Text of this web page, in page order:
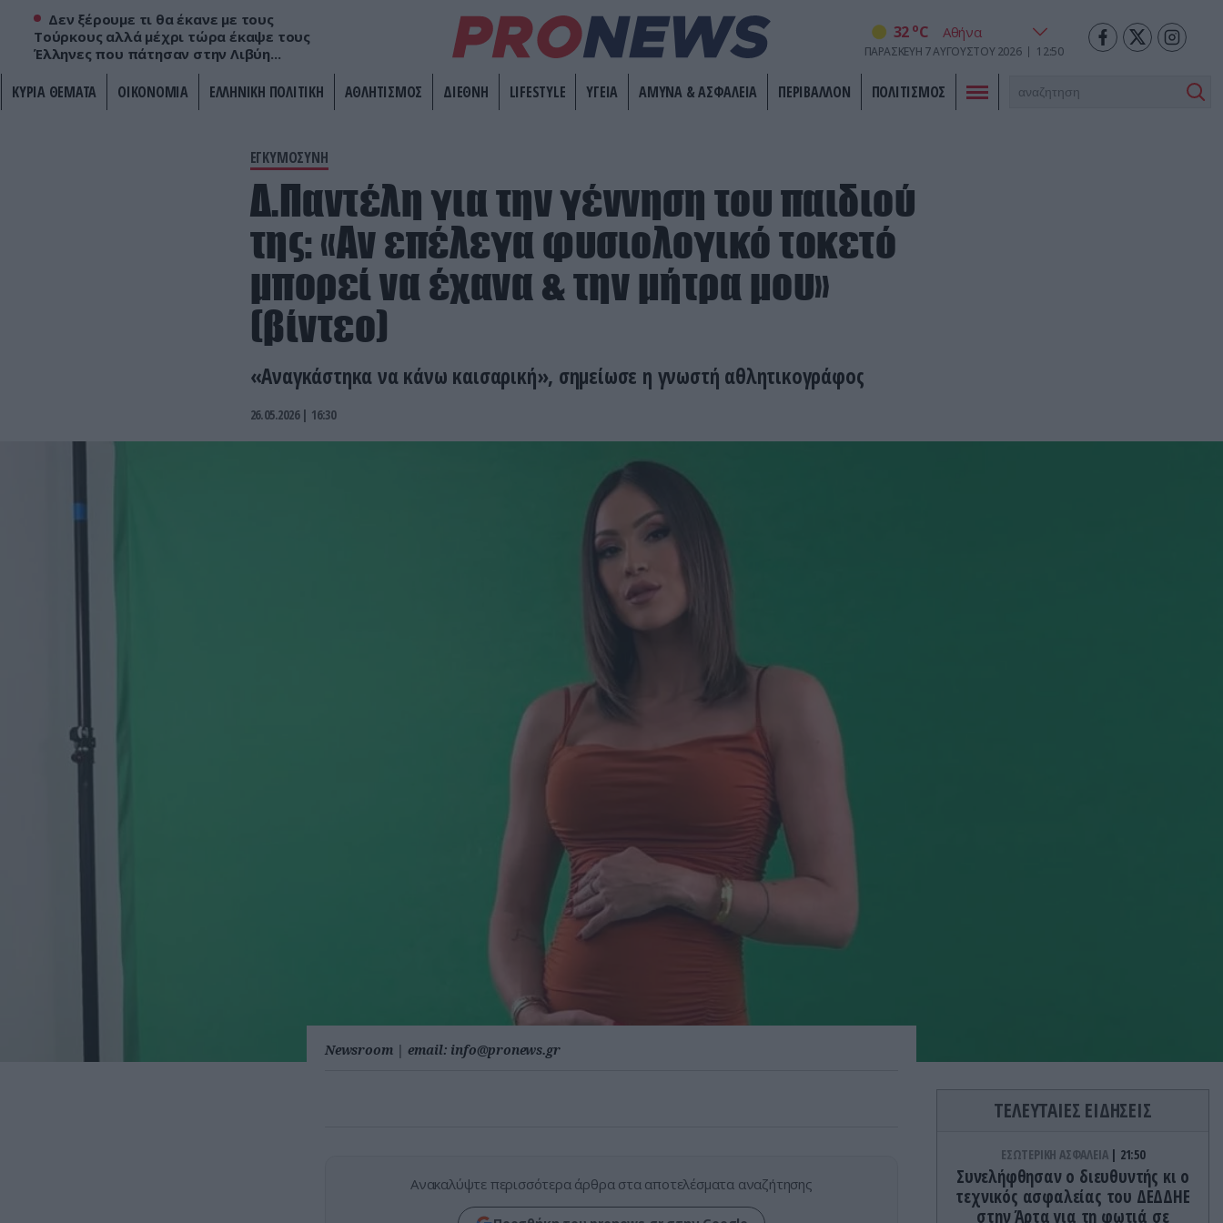
Δεν ξέρουμε τι θα έκανε με τους
Τούρκους αλλά μέχρι τώρα έκαψε τους
Έλληνες που πάτησαν στην Λιβύη...
32 oC
ΠΑΡΑΣΚΕΥΉ 7ΑΥΓΟΎΣΤΟΥ 2026 12:50
ΚΥΡΙΑ ΘΕΜΑΤΑ ΟΙΚΟΝΟΜΙΑ ΕΛΛΗΝΙΚΗ ΠΟΛΙΤΙΚΗ ΑΘΛΗΤΙΣΜΟΣ ΔΙΕΘΝΗ LIFESTYLE ΥΓΕΙΑ ΑΜΥΝΑ & ΑΣΦΑΛΕΙΑ ΠΕΡΙΒΑΛΛΟΝ ΠΟΛΙΤΙΣΜΟΣ
ΕΓΚΥΜΟΣΥΝΗ
Δ.Παντέλη για την γέννηση του παιδιού
της: «Αν επέλεγα φυσιολογικό τοκετό
μπορεί να έχανα & την μήτρα μου»
(βίντεο)
«Αναγκάστηκα να κάνω καισαρική», σημείωσε η γνωστή αθλητικογράφος
26.05.2026 | 16:30
Newsroom | email: info@pronews.gr
Ανακαλύψτε περισσότερα άρθρα στα αποτελέσματα αναζήτησης
ΤΕΛΕΥΤΑΙΕΣ ΕΙΔΗΣΕΙΣ
ΕΣΩΤΕΡΙΚΗ ΑΣΦΑΛΕΙΑ 21:50
Συνελήφθησαν ο διευθυντής κι ο
τεχνικός ασφαλείας του ΔΕΔΔΗΕ
στην Άρτα για τη φωτιά σε